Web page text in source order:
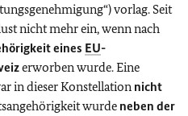
vorlag. Seit
nicht mehr ein, wenn nach
eines EU-
erworben wurde. Eine
in dieser Konstellation nicht
wurde neben der